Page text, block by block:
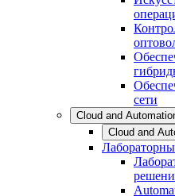
сети
Cloud and
Cloud and